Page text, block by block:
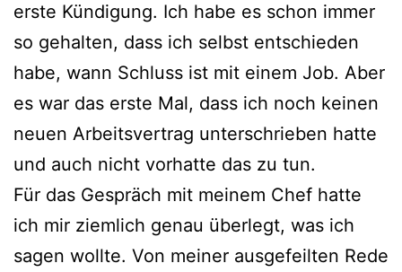
erste Kündigung. Ich habe es schon immer
so gehalten, dass ich selbst entschieden
habe, wann Schluss ist mit einem Job. Aber
es war das erste Mal, dass ich noch keinen
neuen Arbeitsvertrag unterschrieben hatte
und auch nicht vorhatte das zu tun.
Für das Gespräch mit meinem Chef hatte
ich mir ziemlich genau überlegt, was ich
sagen wollte. Von meiner ausgefeilten Rede